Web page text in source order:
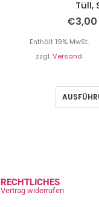
Tüll,
€3,00
Enthält 19% MwSt.
zzgl.Versand
RECHTLICHES
Vertrag widerrufen